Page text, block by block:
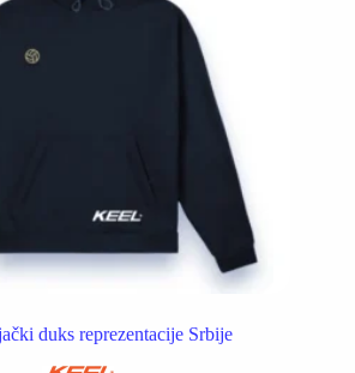
duks reprezentacije Srbije